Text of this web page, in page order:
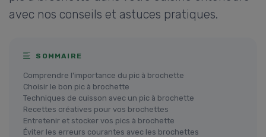
avec nos conseils et astuces pratiques.
SOMMAIRE
Comprendre l'importance du pic à brochette
Choisir le bon pic à brochette
Techniques de cuisson avec un pic à brochette
Recettes créatives pour vos brochettes
Entretenir et stocker vos pics à brochette
Éviter les erreurs courantes avec les brochettes